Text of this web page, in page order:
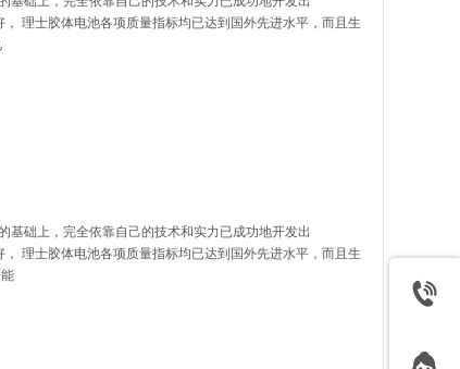
理士胶体电池各项质量指标均已达到国外先进水平，而且生
基础上，完全依靠自己的技术和实力已成功地开发出
理士胶体电池各项质量指标均已达到国外先进水平，而且生